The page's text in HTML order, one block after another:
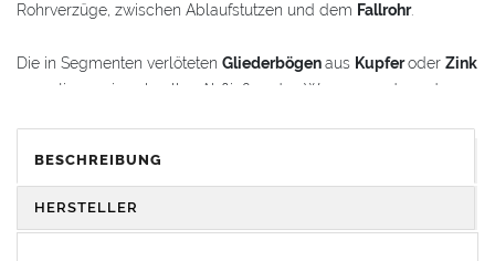
Rohrverzüge, zwischen Ablaufstutzen und dem Fallrohr.
Die in Segmenten verlöteten Gliederbögenaus Kupferoder Zink
garantieren ein schnelles Abfließen des Wassers und werden
BESCHREIBUNG
HERSTELLER